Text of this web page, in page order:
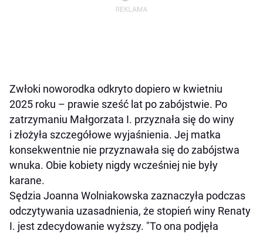
Zwłoki noworodka odkryto dopiero w kwietniu
2025 roku – prawie sześć lat po zabójstwie. Po
zatrzymaniu Małgorzata I. przyznała się do winy
i złożyła szczegółowe wyjaśnienia. Jej matka
konsekwentnie nie przyznawała się do zabójstwa
wnuka. Obie kobiety nigdy wcześniej nie były
karane.
Sędzia Joanna Wolniakowska zaznaczyła podczas
odczytywania uzasadnienia, że stopień winy Renaty
I. jest zdecydowanie wyższy. "To ona podjęła